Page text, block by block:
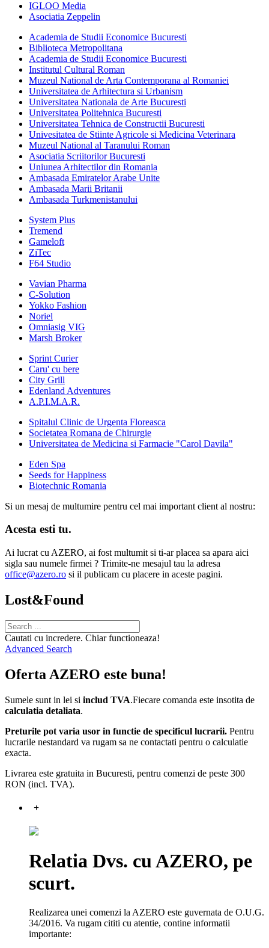
IGLOO Media
Asociatia Zeppelin
Academia de Studii Economice Bucuresti
Biblioteca Metropolitana
Academia de Studii Economice Bucuresti
Institutul Cultural Roman
Muzeul National de Arta Contemporana al Romaniei
Universitatea de Arhitectura si Urbanism
Universitatea Nationala de Arte Bucuresti
Universitatea Politehnica Bucuresti
Universitatea Tehnica de Constructii Bucuresti
Univesitatea de Stiinte Agricole si Medicina Veterinara
Muzeul National al Taranului Roman
Asociatia Scriitorilor Bucuresti
Uniunea Arhitectilor din Romania
Ambasada Emiratelor Arabe Unite
Ambasada Marii Britanii
Ambasada Turkmenistanului
System Plus
Tremend
Gameloft
ZiTec
F64 Studio
Vavian Pharma
C-Solution
Yokko Fashion
Noriel
Omniasig VIG
Marsh Broker
Sprint Curier
Caru' cu bere
City Grill
Edenland Adventures
A.P.I.M.A.R.
Spitalul Clinic de Urgenta Floreasca
Societatea Romana de Chirurgie
Universitatea de Medicina si Farmacie "Carol Davila"
Eden Spa
Seeds for Happiness
Biotechnic Romania
Si un mesaj de multumire pentru cel mai important client al nostru:
Acesta esti tu.
Ai lucrat cu AZERO, ai fost multumit si ti-ar placea sa apara aici
sigla sau numele firmei ? Trimite-ne mesajul tau la adresa
office@azero.ro si il publicam cu placere in aceste pagini.
Lost&Found
Cautati cu incredere. Chiar functioneaza!
Advanced Search
Oferta AZERO este buna!
Sumele sunt in lei si includ TVA.Fiecare comanda este insotita de
calculatia detaliata.
Preturile pot varia usor in functie de specificul lucrarii. Pentru
lucrarile nestandard va rugam sa ne contactati pentru o calculatie
exacta.
Livrarea este gratuita in Bucuresti, pentru comenzi de peste 300
RON (incl. TVA).
+
Relatia Dvs. cu AZERO, pe
scurt.
Realizarea unei comenzi la AZERO este guvernata de O.U.G.
34/2016. Va rugam cititi cu atentie, contine informatii
importante: